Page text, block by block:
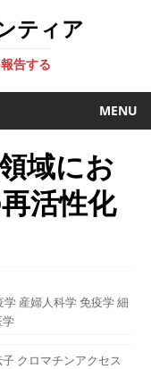
ティア
告する
MENU
域にお
活性化
学 産婦人科学免疫学細
学
子 クロマチンアクセス